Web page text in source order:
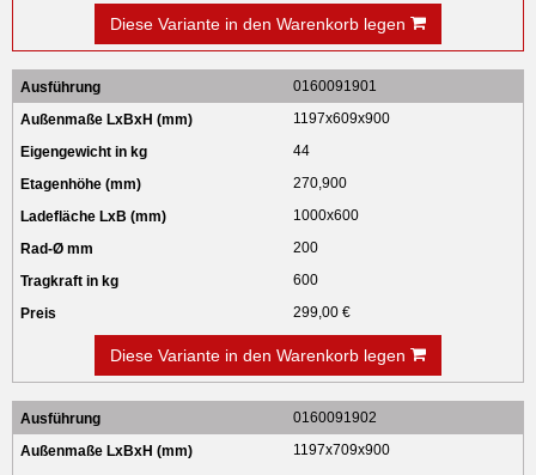
Diese Variante in den Warenkorb legen
0160091901
1197x609x900
44
270,900
1000x600
200
600
299,00 €
Diese Variante in den Warenkorb legen
0160091902
1197x709x900